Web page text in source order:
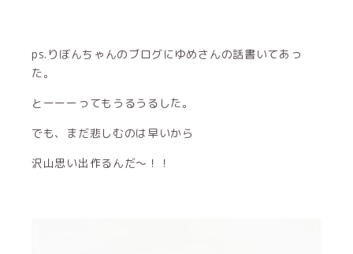
ps.りぼんちゃんのブログにゆめさんの話書いてあっ
た。
とーーーってもうるうるした。
でも、まだ悲しむのは早いから
沢山思い出作るんだ〜！！